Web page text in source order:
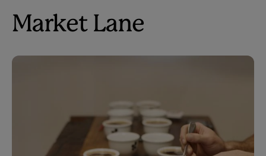
Market Lane